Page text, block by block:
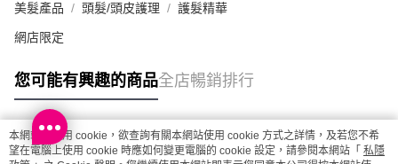
取。逾期會取消訂單，並不會安排重寄
每筆HK$20.00，滿HK$100.00或以上免運費
美髮產品 頭髮/頭皮護理 護髮精華
網店限定
您可能有興趣的商品全店暢銷排行
熱門標籤
本網站中使用 cookie，欲查詢有關本網站使用 cookie 方式之詳情，及若您不希
望在電腦上使用 cookie 時應如何變更電腦的 cookie 設定，請參閱本網站「 私隱